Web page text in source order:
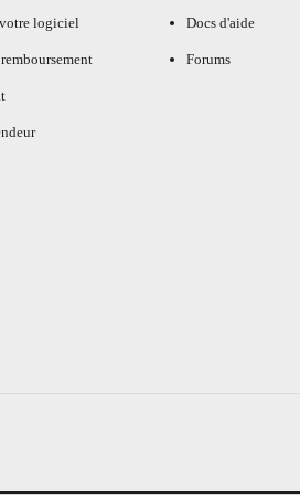
logiciel Docs d'aide
Forums